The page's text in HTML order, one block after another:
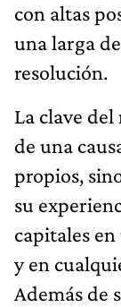
con altas
una larga
resolución.
La clave
de una
propios,
su
capitales
y en
Además de